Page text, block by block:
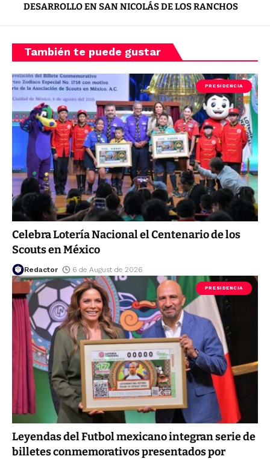
DESARROLLO EN SAN NICOLÁS DE LOS RANCHOS
También te puede gustar
PRESIDENCIA
Celebra Lotería Nacional el Centenario de los
Scouts en México
Redactor 6 de August de 2026
PRESIDENCIA
Leyendas del Futbol mexicano integran serie de
billetes conmemorativos presentados por